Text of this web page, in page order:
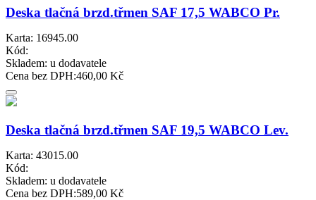
Deska tlačná brzd.třmen SAF 17,5 WABCO Pr.
Karta: 16945.00
Kód:
Skladem: u dodavatele
Cena bez DPH:460,00 Kč
Deska tlačná brzd.třmen SAF 19,5 WABCO Lev.
Karta: 43015.00
Kód:
Skladem: u dodavatele
Cena bez DPH:589,00 Kč